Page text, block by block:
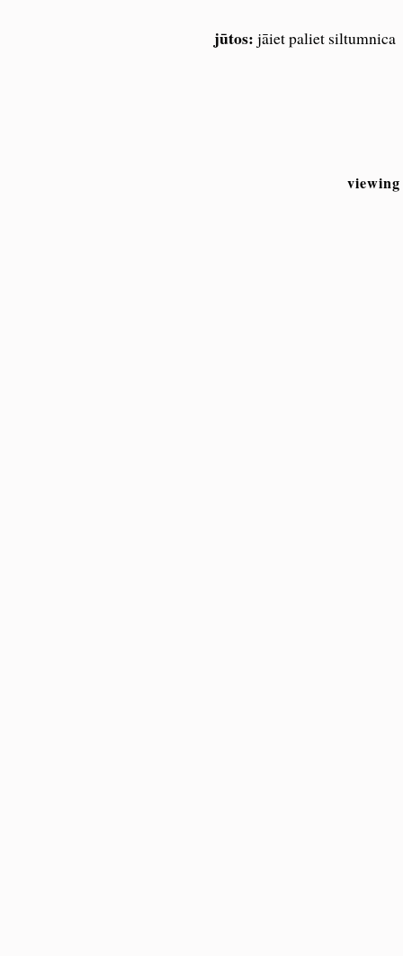
jūtos: jāiet paliet siltumnica